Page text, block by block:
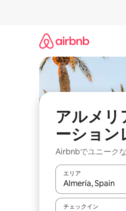
アルメリ
ーション
Airbnbでユニーク
エリア
検索結果が表示さ
チェックイン